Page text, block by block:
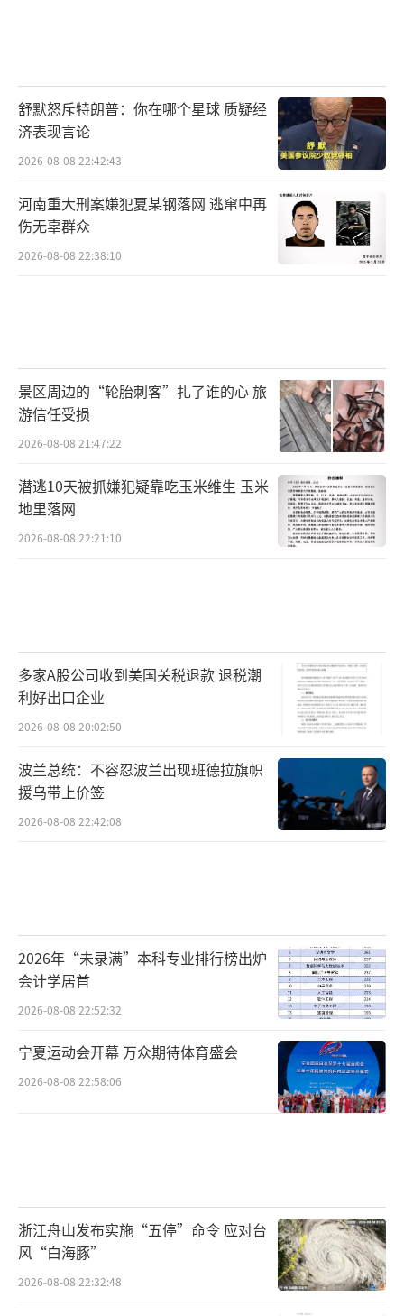
舒默怒斥特朗普：你在哪个星球 质疑经
济表现言论
2026-08-08 22:42:43
河南重大刑案嫌犯夏某钢落网 逃窜中再
伤无辜群众
2026-08-08 22:38:10
景区周边的“轮胎刺客”扎了谁的心 旅
游信任受损
2026-08-08 21:47:22
潜逃10天被抓嫌犯疑靠吃玉米维生 玉米
地里落网
2026-08-08 22:21:10
多家A股公司收到美国关税退款 退税潮
利好出口企业
2026-08-08 20:02:50
波兰总统：不容忍波兰出现班德拉旗帜
援乌带上价签
2026-08-08 22:42:08
2026年“未录满”本科专业排行榜出炉
会计学居首
2026-08-08 22:52:32
宁夏运动会开幕 万众期待体育盛会
2026-08-08 22:58:06
浙江舟山发布实施“五停”命令 应对台
风“白海豚”
2026-08-08 22:32:48